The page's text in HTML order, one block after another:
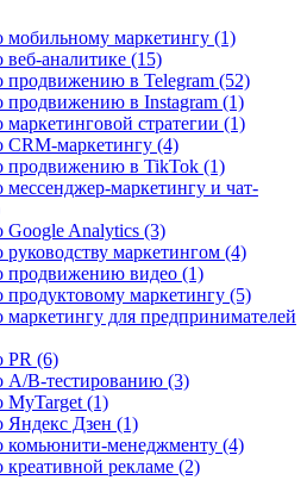
мобильному маркетингу (1)
аналитике (15)
продвижению в Telegram (52)
продвижению в Instagram (1)
стратегии (1)
CRM-маркетингу (4)
продвижению в TikTok (1)
маркетингу и чат-
Google Analytics (3)
маркетингом (4)
продвижению видео (1)
маркетингу (5)
для предпринимателей
PR (6)
A/B-тестированию (3)
MyTarget (1)
Яндекс Дзен (1)
комьюнити-менеджменту (4)
рекламе (2)